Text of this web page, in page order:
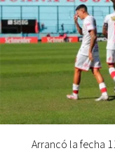
Arrancó la fecha